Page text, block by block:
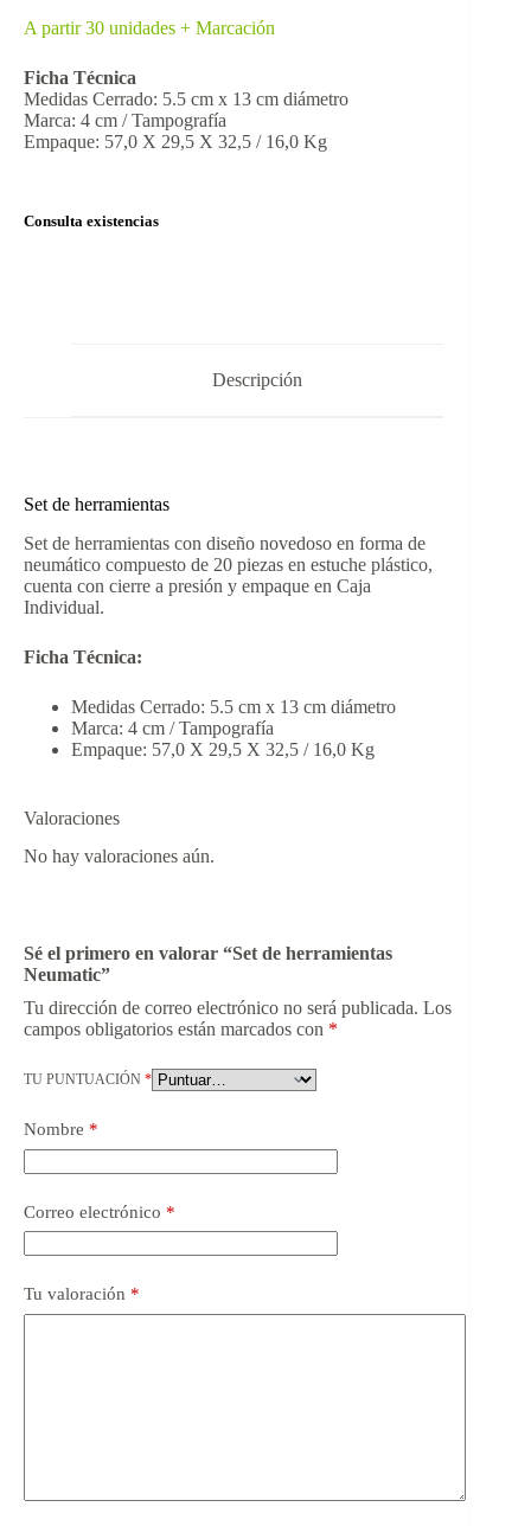
A partir 30 unidades + Marcación
Ficha Técnica
Medidas Cerrado: 5.5 cm x 13 cm diámetro
Marca: 4 cm / Tampografía
Empaque: 57,0 X 29,5 X 32,5 / 16,0 Kg
Consulta existencias
Descripción
Set de herramientas
Set de herramientas con diseño novedoso en forma de
neumático compuesto de 20 piezas en estuche plástico,
cuenta con cierre a presión y empaque en Caja
Individual.
Ficha Técnica:
Medidas Cerrado: 5.5 cm x 13 cm diámetro
Marca: 4 cm / Tampografía
Empaque: 57,0 X 29,5 X 32,5 / 16,0 Kg
Valoraciones
No hay valoraciones aún.
Sé el primero en valorar “Set de herramientas
Neumatic”
Tu dirección de correo electrónico no será publicada. Los
campos obligatorios están marcados con *
TU PUNTUACIÓN *
Nombre *
Correo electrónico *
Tu valoración *